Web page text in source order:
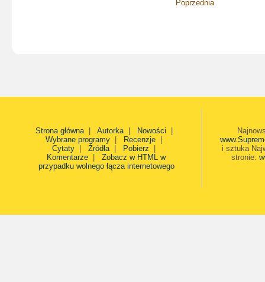
Poprzednia
Strona główna| Autorka| Nowości
Wybrane programy
Recenzje
Cytaty
Źródła| Pobierz
Komentarze
Zobacz w HTML w
przypadku wolnego łącza internetowego
i sztuka
stronie: